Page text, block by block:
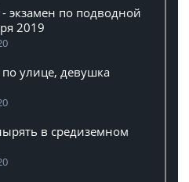
- экзамен по подводной
2019
улице, девушка
в средиземном